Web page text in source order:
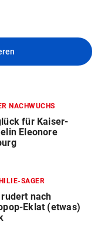
NACHWUCHS
für Kaiser-
Eleonore
SAGER
rudert nach
Eklat (etwas)